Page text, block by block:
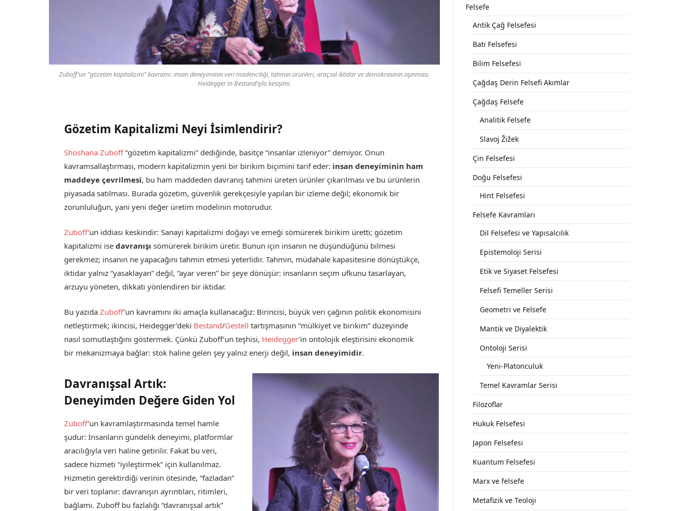
Zuboff’un “gözetim kapitalizmi” kavramı: insan deneyiminin veri madenciliği, tahmin ürünleri, araçsal iktidar ve demokrasinin aşınması.
Heidegger’in Bestand’ıyla kesişimi.
Gözetim Kapitalizmi Neyi İsimlendirir?
Shoshana Zuboff“gözetim kapitalizmi” dediğinde, basitçe “insanlar izleniyor” demiyor. Onun
kavramsallaştırması, modern kapitalizmin yeni bir birikim biçimini tarif eder: insan deneyiminin ham
maddeye çevrilmesi, bu ham maddeden davranış tahmini üreten ürünler çıkarılması ve bu ürünlerin
piyasada satılması. Burada gözetim, güvenlik gerekçesiyle yapılan bir izleme değil; ekonomik bir
zorunluluğun, yani yeni değer üretim modelinin motorudur.
Zuboff’un iddiası keskindir: Sanayi kapitalizmi doğayı ve emeği sömürerek birikim üretti; gözetim
kapitalizmi isedavranışı sömürerek birikim üretir. Bunun için insanın ne düşündüğünü bilmesi
gerekmez; insanın ne yapacağını tahmin etmesi yeterlidir. Tahmin, müdahale kapasitesine dönüştükçe,
iktidar yalnız “yasaklayan” değil, “ayar veren” bir şeye dönüşür: insanların seçim ufkunu tasarlayan,
arzuyu yöneten, dikkati yönlendiren bir iktidar.
Bu yazıdaZuboff’un kavramını iki amaçla kullanacağız: Birincisi, büyük veri çağının politik ekonomisini
netleştirmek; ikincisi, Heidegger’deki Bestand/Gestell tartışmasının “mülkiyet ve birikim” düzeyinde
nasıl somutlaştığını göstermek. Çünkü Zuboff’un teşhisi, Heidegger’in ontolojik eleştirisini ekonomik
bir mekanizmaya bağlar: stok haline gelen şey yalnız enerji değil, insan deneyimidir.
Davranışsal Artık:
Deneyimden Değere Giden Yol
Zuboff’un kavramlaştırmasında temel hamle
şudur: İnsanların gündelik deneyimi, platformlar
aracılığıyla veri haline getirilir. Fakat bu veri,
sadece hizmeti “iyileştirmek” için kullanılmaz.
Hizmetin gerektirdiği verinin ötesinde, “fazladan”
bir veri toplanır: davranışın ayrıntıları, ritimleri,
bağlamı. Zuboff bu fazlalığı “davranışsal artık”
Felsefe
Antik Çağ Felsefesi
Batı Felsefesi
Bilim Felsefesi
Çağdaş Derin Felsefi Akımlar
Çağdaş Felsefe
Analitik Felsefe
Slavoj Žižek
Çin Felsefesi
Doğu Felsefesi
Hint Felsefesi
Felsefe Kavramları
Dil Felsefesi ve Yapısalcılık
Epistemoloji Serisi
Etik ve Siyaset Felsefesi
Felsefi Temeller Serisi
Geometri ve Felsefe
Mantık ve Diyalektik
Ontoloji Serisi
Yeni-Platonculuk
Temel Kavramlar Serisi
Filozoflar
Hukuk Felsefesi
Japon Felsefesi
Kuantum Felsefesi
Marx ve felsefe
Metafizik ve Teoloji